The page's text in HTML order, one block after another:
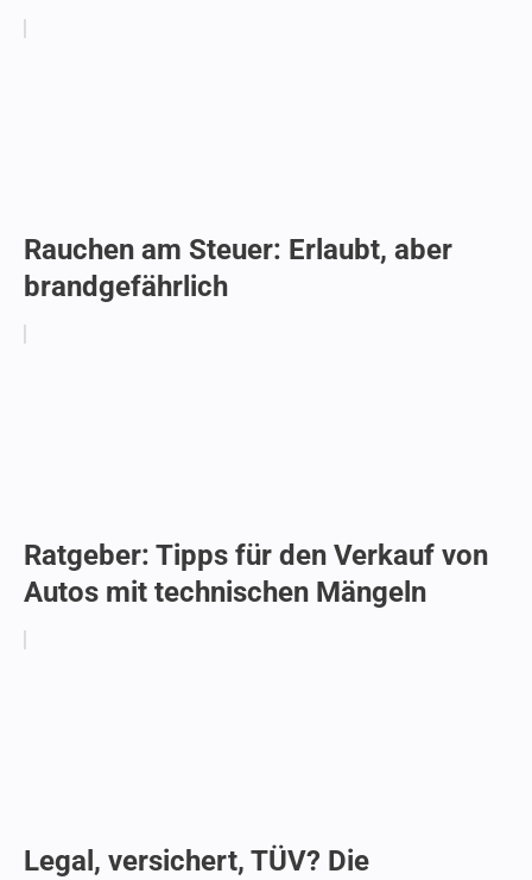
Rauchen am Steuer: Erlaubt, aber
brandgefährlich
Ratgeber: Tipps für den Verkauf von
Autos mit technischen Mängeln
Legal, versichert, TÜV? Die